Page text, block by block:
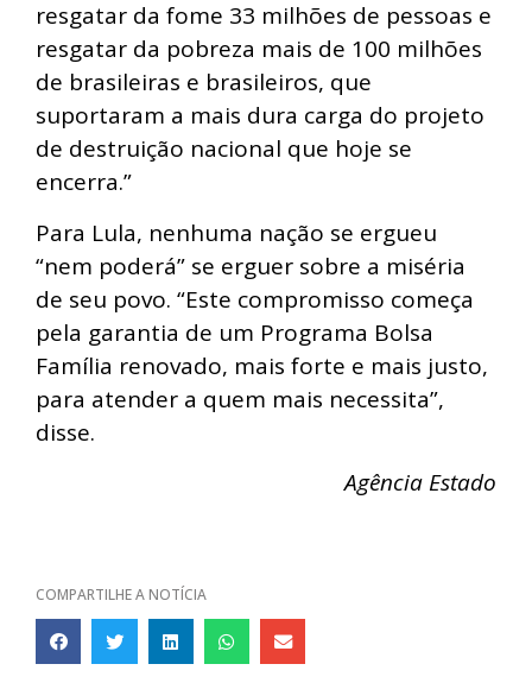
resgatar da fome 33 milhões de pessoas e
resgatar da pobreza mais de 100 milhões
de brasileiras e brasileiros, que
suportaram a mais dura carga do projeto
de destruição nacional que hoje se
encerra.”
Para Lula, nenhuma nação se ergueu
“nem poderá” se erguer sobre a miséria
de seu povo. “Este compromisso começa
pela garantia de um Programa Bolsa
Família renovado, mais forte e mais justo,
para atender a quem mais necessita”,
disse.
Agência Estado
COMPARTILHE A NOTÍCIA